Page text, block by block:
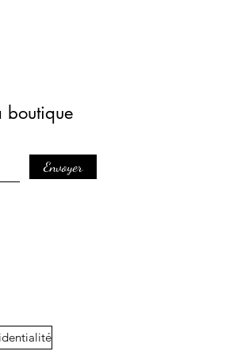
boutique
Envoyer